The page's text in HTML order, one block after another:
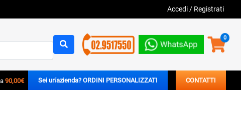
Accedi / Registrati
0
90,00€ Sei un'azienda? ORDINI PERSONALIZZATI CONTATTI